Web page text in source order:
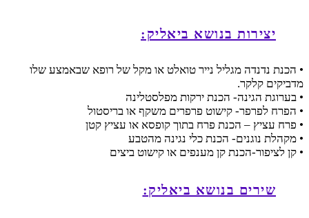
יצירות בנושא ביאליק:
• הכנת נדנדה מגליל נייר טואלט או מקל של רופא שבאמצע שלו
מדביקים קלקר.
• בערוגת הגינה- הכנת ירקות מפלסטלינה
• הפרח לפרפר- קישוט פרפרים משקף או בריסטול
• פרח עציץ – הכנת פרח בתוך קופסא או עציץ קטן
• מקהלת נוגנים- הכנת כלי נגינה מהטבע
• קן לציפור-הכנת קן מענפים או קישוט ביצים
שירים בנושא ביאליק: